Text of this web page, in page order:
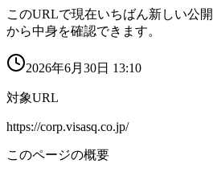
このURLで現在いちばん新しい公
から中身を確認できます。
2026年6月30日 13:10
対象URL
https://corp.visasq.co.jp/
このページの概要